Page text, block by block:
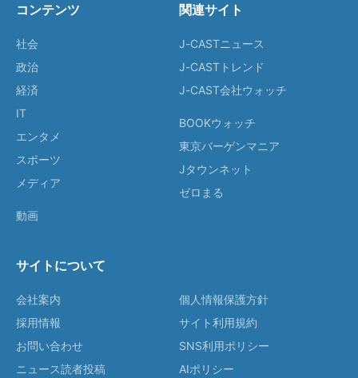
コンテンツ
社会
政治
経済
IT
エンタメ
スポーツ
メディア
動画
関連サイト
J-CASTニュース
J-CASTトレンド
J-CAST会社ウォッチ
BOOKウォッチ
東京バーゲンマニア
Jタウンネット
ゼロまる
サイトについて
会社案内
採用情報
お問い合わせ
ニュース読者投稿
個人情報保護方針
サイト利用規約
SNS利用ポリシー
AIポリシー